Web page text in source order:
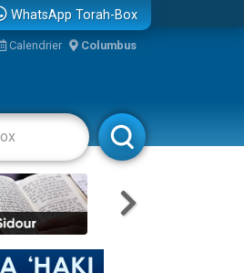
WhatsApp Torah-Box
Calendrier Columbus
Rabbanim